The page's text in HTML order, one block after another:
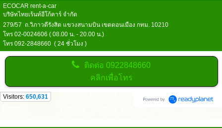
ECOCAR rent-a-car
บริษัทไทยเร้นท์อีโก้คาร์ จำกัด
279/57 ถ.วิภาวดีรังสิต แขวงสนามบิน เขตดอนเมือง กทม. 10210
โทร 02-0024606 ( 08.00 น. - 20.00 น.)
โทร 092-2848660 ( 24 ชั่วโมง )
ติดต่อ0922848660
คลิกเพื่อโทร
Visitors: 650,631